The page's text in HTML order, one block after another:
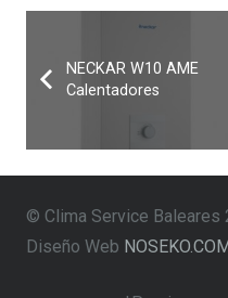
NECKAR W10 AME
Calentadores
© Clima Service Baleares
Diseño Web